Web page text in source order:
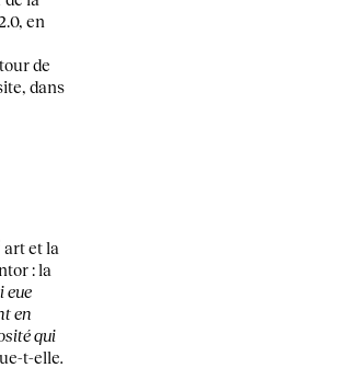
en
de
dans
art et la
: la
eue
en
qui
t-elle.